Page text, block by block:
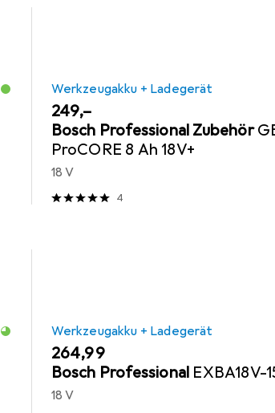
Werkzeugakku + Ladegerät
EUR
249,–
Bosch Professional Zubehör
ProCORE 8 Ah 18V+
18 V
4
Werkzeugakku + Ladegerät
EUR
264,99
Bosch Professional EXBA18V-
18 V